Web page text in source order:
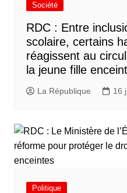
Société
RDC : Entre
scolaire, certains
réagissent au
la jeune fille
La République 16
Politique